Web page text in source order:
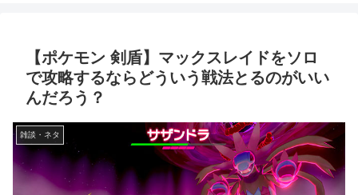
【ポケモン 剣盾】マックスレイドをソロ
で攻略するならどういう戦法とるのがいい
んだろう？
雑談・ネタ